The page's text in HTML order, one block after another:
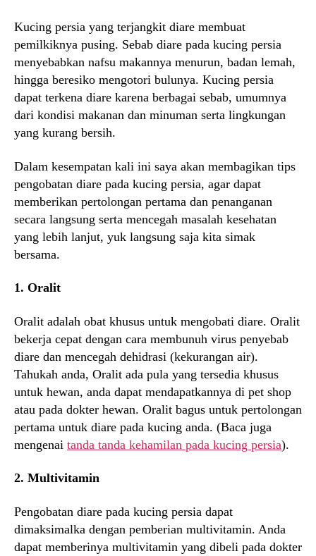
Kucing persia yang terjangkit diare membuat
pemilkiknya pusing. Sebab diare pada kucing persia
menyebabkan nafsu makannya menurun, badan lemah,
hingga beresiko mengotori bulunya. Kucing persia
dapat terkena diare karena berbagai sebab, umumnya
dari kondisi makanan dan minuman serta lingkungan
yang kurang bersih.
Dalam kesempatan kali ini saya akan membagikan tips
pengobatan diare pada kucing persia, agar dapat
memberikan pertolongan pertama dan penanganan
secara langsung serta mencegah masalah kesehatan
yang lebih lanjut, yuk langsung saja kita simak
bersama.
1. Oralit
Oralit adalah obat khusus untuk mengobati diare. Oralit
bekerja cepat dengan cara membunuh virus penyebab
diare dan mencegah dehidrasi (kekurangan air).
Tahukah anda, Oralit ada pula yang tersedia khusus
untuk hewan, anda dapat mendapatkannya di pet shop
atau pada dokter hewan. Oralit bagus untuk pertolongan
pertama untuk diare pada kucing anda. (Baca juga
mengenai tanda tanda kehamilan pada kucing persia).
2. Multivitamin
Pengobatan diare pada kucing persia dapat
dimaksimalka dengan pemberian multivitamin. Anda
dapat memberinya multivitamin yang dibeli pada dokter